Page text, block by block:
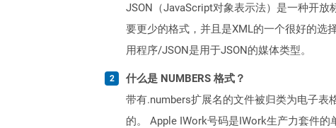
JSON（JavaScript对象表示法）是一种开
要更少的格式，并且是XML的一个很好的选
用程序/JSON是用于JSON的媒体类型。
什么是 NUMBERS 格式？
带有.numbers扩展名的文件被归类为电子表
的。 Apple IWork号码是IWork生产力套件